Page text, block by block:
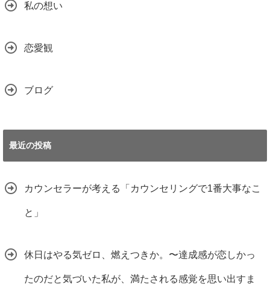
私の想い
恋愛観
ブログ
最近の投稿
カウンセラーが考える「カウンセリングで1番大事なこ
と」
休日はやる気ゼロ、燃えつきか。〜達成感が恋しかっ
たのだと気づいた私が、満たされる感覚を思い出すま